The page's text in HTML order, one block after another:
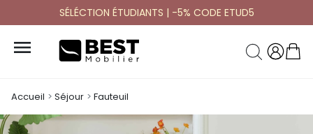
SÉLÉCTION ÉTUDIANTS | -5% CODE ETUD5

Accueil Séjour Fauteuil